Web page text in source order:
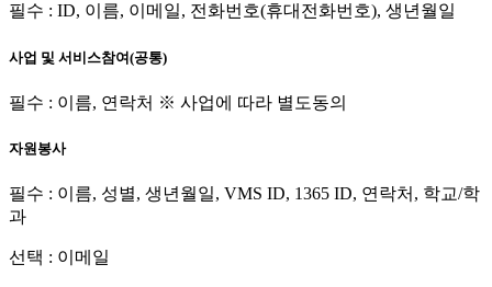
필수 : ID, 이름, 이메일, 전화번호(휴대전화번호), 생년월일
사업 및 서비스참여(공통)
필수 : 이름, 연락처 ※ 사업에 따라 별도동의
자원봉사
필수 : 이름, 성별, 생년월일, VMS ID, 1365 ID, 연락처, 학교/학
과
선택 : 이메일